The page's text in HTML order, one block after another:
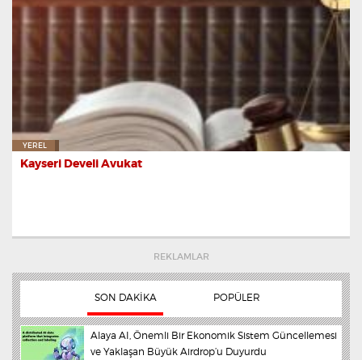
YEREL
Kayseri Develi Avukat
REKLAMLAR
SON DAKİKA POPÜLER
Alaya AI, Önemli Bir Ekonomik Sistem Güncellemesi
ve Yaklaşan Büyük Airdrop’u Duyurdu
İmparator'un sağlık durumunda son durum